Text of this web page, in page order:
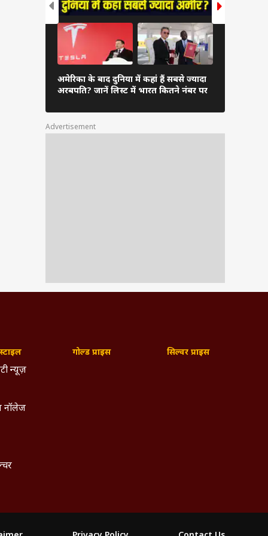
अमेरिका के बाद दुनिया में कहां हैं सबसे ज्यादा
अरबपति? जानें लिस्ट में भारत कितने नंबर पर
Advertisement
न्यूज़
नॉलेज
गोल्ड प्राइस सिल्वर प्राइस